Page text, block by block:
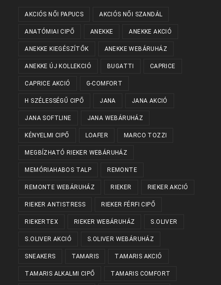
AKCIÓS NŐI PAPUCS AKCIÓS NŐI SZANDÁL
ANATÓMIAI CIPŐ ANEKKE ANEKKE AKCIÓ
ANEKKE KIEGÉSZÍTŐK ANEKKE WEBÁRUHÁZ
ANEKKE ÚJ KOLLEKCIÓ BUGATTI CAPRICE
CAPRICE AKCIÓ G-COMFORT
H SZÉLESSÉGŰ CIPŐ JANA JANA AKCIÓ
JANA SOFTLINE JANA WEBÁRUHÁZ
KÉNYELMI CIPŐ LOAFER MARCO TOZZI
MEGBÍZHATÓ RIEKER WEBÁRUHÁZ
MEMÓRIAHABOS TALP REMONTE
REMONTE WEBÁRUHÁZ RIEKER RIEKER AKCIÓ
RIEKER ANTISTRESS RIEKER FÉRFI CIPŐ
RIEKERTEX RIEKER WEBÁRUHÁZ S.OLIVER
S.OLIVER AKCIÓ S.OLIVER WEBÁRUHÁZ
SNEAKERS TAMARIS TAMARIS AKCIÓ
TAMARIS ALKALMI CIPŐ TAMARIS COMFORT